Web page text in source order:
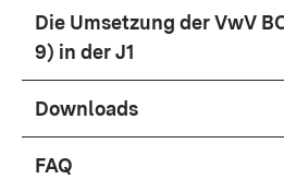
Die Umsetzung der VwV
9) in der J1
Downloads
FAQ